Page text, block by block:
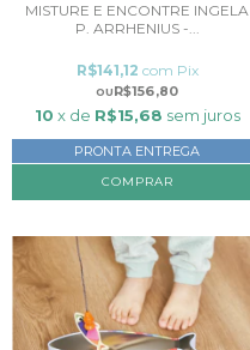
MISTURE E ENCONTRE INGELA
P. ARRHENIUS -...
R$156,80
R$141,12 com Pix
10 x de R$15,68 sem juros
PRONTA ENTREGA